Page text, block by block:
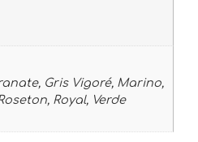
Gris Vigoré, Marino,
Royal, Verde